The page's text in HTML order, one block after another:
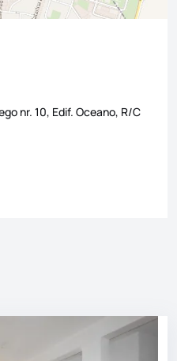
nr. 10, Edif. Oceano, R/C